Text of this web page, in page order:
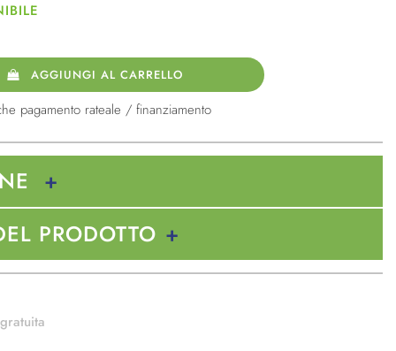
AGGIUNGI AL CARRELLO
pagamento rateale / finanziamento
PRODOTTO